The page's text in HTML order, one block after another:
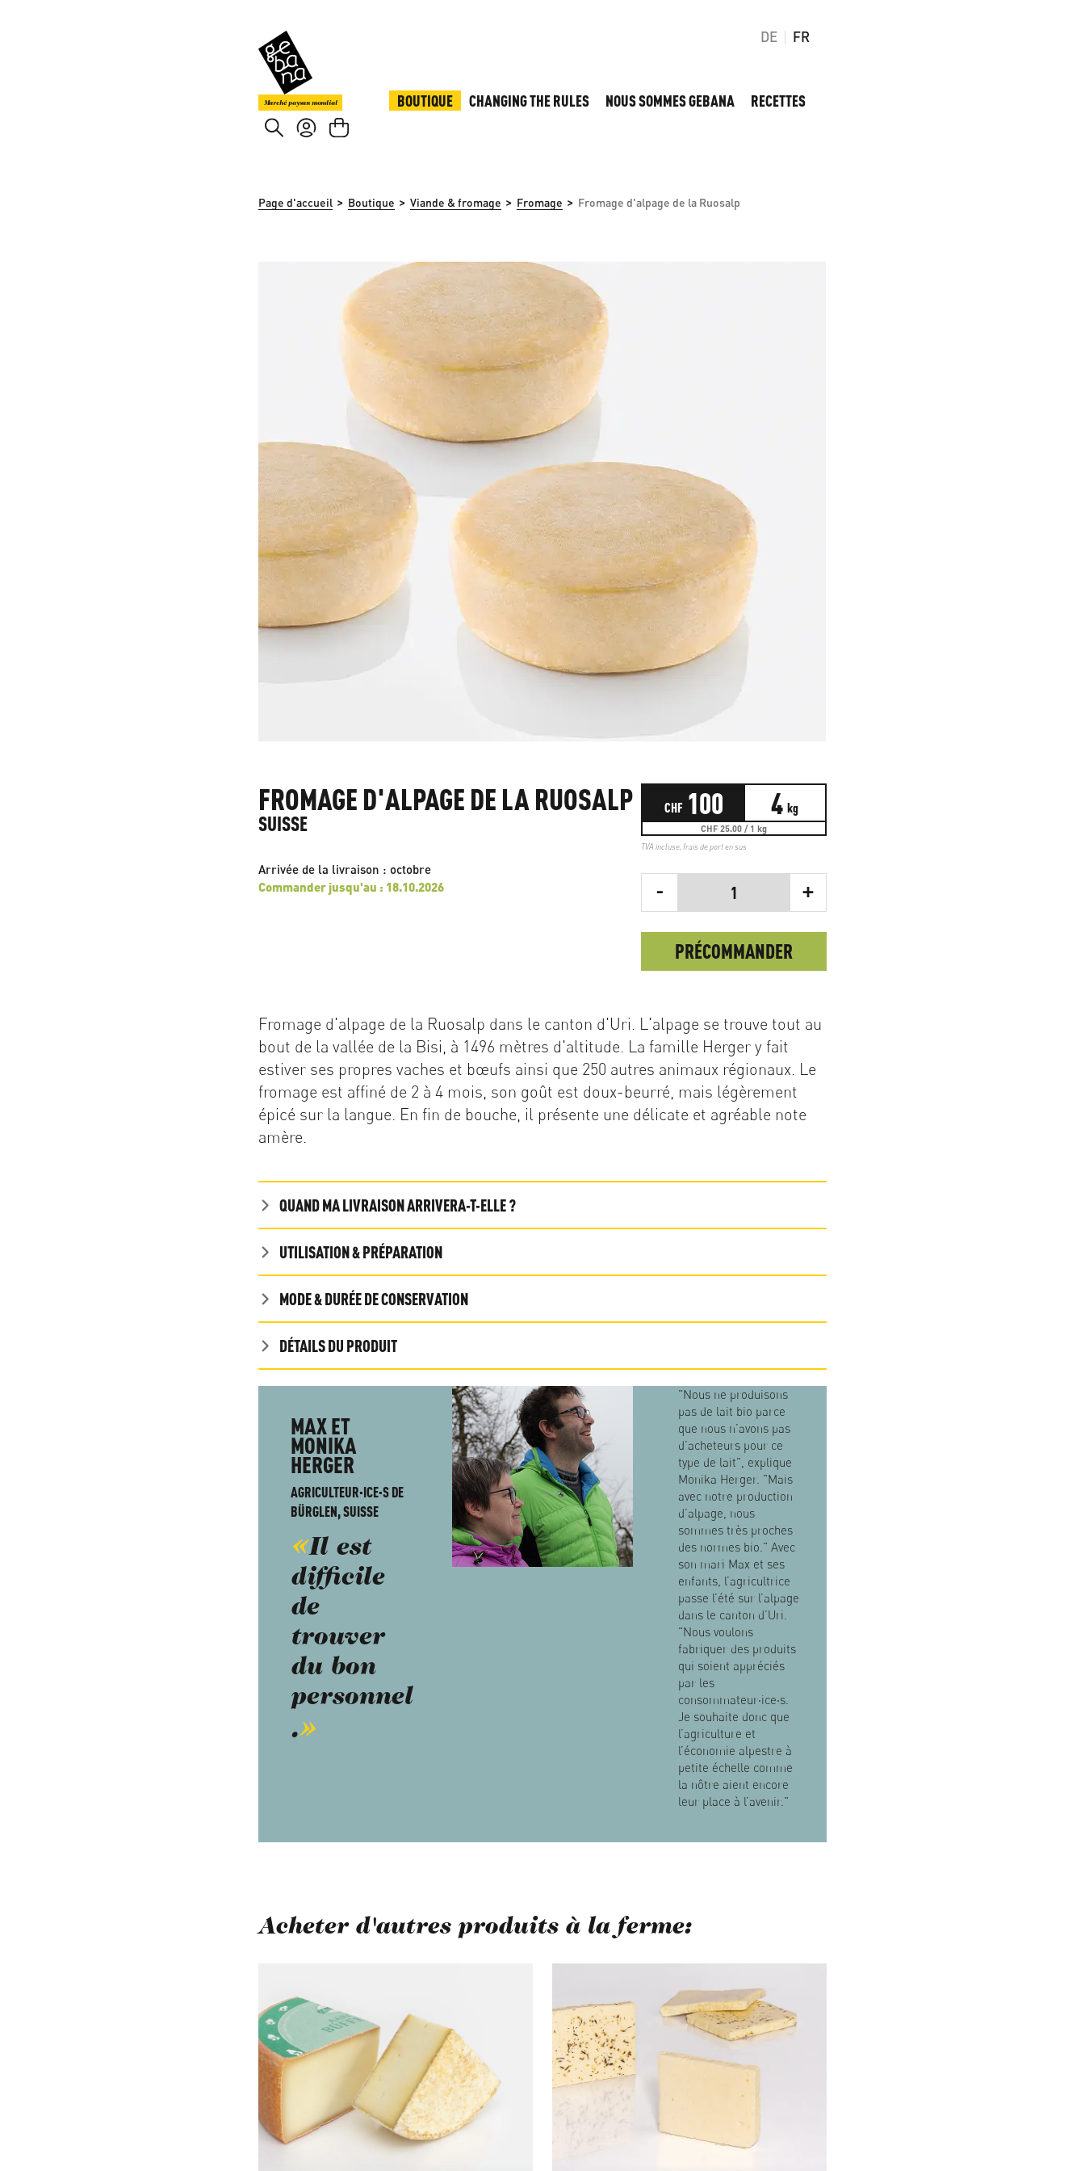
DE FR
Marché paysan mondial BOUTIQUE CHANGING THE RULES NOUS SOMMES GEBANA RECETTES
Page d'accueil > Boutique > Viande & fromage > Fromage > Fromage d'alpage de la Ruosalp
Ignorer la galerie d'images
FROMAGE D'ALPAGE DE LA RUOSALP
SUISSE
Arrivée de la livraison : octobre
Commander jusqu'au : 18.10.2026
CHF 100 4 kg
CHF 25.00 / 1 kg
TVA incluse, frais de port en sus
- 1 +
PRÉCOMMANDER
Fromage d'alpage de la Ruosalp dans le canton d'Uri. L'alpage se trouve tout au
bout de la vallée de la Bisi, à 1496 mètres d'altitude. La famille Herger y fait
estiver ses propres vaches et bœufs ainsi que 250 autres animaux régionaux. Le
fromage est affiné de 2 à 4 mois, son goût est doux-beurré, mais légèrement
épicé sur la langue. En fin de bouche, il présente une délicate et agréable note
amère.
QUAND MA LIVRAISON ARRIVERA-T-ELLE ?
UTILISATION & PRÉPARATION
MODE & DURÉE DE CONSERVATION
DÉTAILS DU PRODUIT
MAX ET
MONIKA
HERGER
AGRICULTEUR·ICE·S DE
BÜRGLEN, SUISSE
Il est
difficile
de
trouver
du bon
personnel
.
"Nous ne produisons
pas de lait bio parce
que nous n’avons pas
d’acheteurs pour ce
type de lait", explique
Monika Herger. "Mais
avec notre production
d’alpage, nous
sommes très proches
des normes bio." Avec
son mari Max et ses
enfants, l’agricultrice
passe l’été sur l’alpage
dans le canton d’Uri.
"Nous voulons
fabriquer des produits
qui soient appréciés
par les
consommateur·ice·s.
Je souhaite donc que
l’agriculture et
l’économie alpestre à
petite échelle comme
la nôtre aient encore
leur place à l’avenir."
Acheter d'autres produits à la ferme: